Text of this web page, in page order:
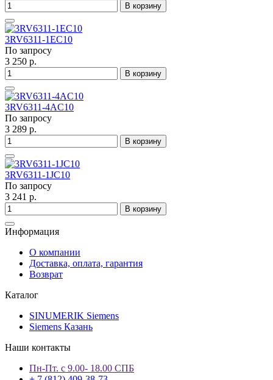
В корзину
3RV6311-1EC10
По запросу
3 250 р.
В корзину
3RV6311-4AC10
По запросу
3 289 р.
В корзину
3RV6311-1JC10
По запросу
3 241 р.
В корзину
Информация
О компании
Доставка, оплата, гарантия
Возврат
Каталог
SINUMERIK Siemens
Siemens Казань
Наши контакты
Пн-Пт. с 9.00- 18.00 СПБ